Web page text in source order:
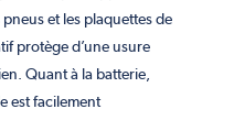
et les plaquettes de
protège d’une usure
Quant à la batterie,
est facilement